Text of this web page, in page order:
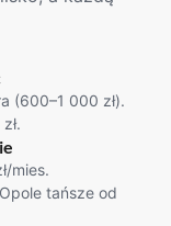
(600–1 000 zł).
mies.
tańsze od